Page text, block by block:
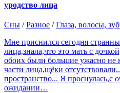
уродство лица
Сны /Разное /Глаза, волосы,
Мне приснился сегодня
лица,знала,что это мать с
обоих были большие ужасно не
части лица,щёки
пространство... Я проснулась,с
ожидании…